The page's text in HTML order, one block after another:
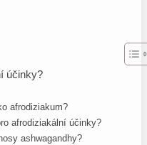
účinky?
afrodiziakum?
afrodiziakální účinky?
ashwagandhy?